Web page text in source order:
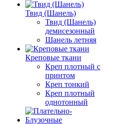
Твид (Шанель)
Твид (Шанель)
демисезонный
Шанель летняя
Креповые ткани
Креп плотный с
принтом
Креп тонкий
Креп плотный
однотонный